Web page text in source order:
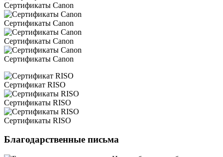
Сертификаты Canon
Сертификаты Canon
Сертификаты Canon
Сертификаты Canon
Сертификат RISO
Сертификаты RISO
Сертификаты RISO
Благодарственные письма